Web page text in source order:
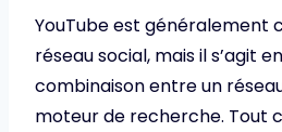
YouTube est généralement
réseau social, mais il s’agit
combinaison entre un
moteur de recherche. Tout